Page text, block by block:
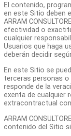
El contenido,
en este Sitio deben
ARRAM
efectividad o
cualquier
Usuarios que haga
deberán decidir
En este Sitio se
terceras personas o
responde de la
exenta de cualquier
extracontractual
ARRAM
contenido del Sitio